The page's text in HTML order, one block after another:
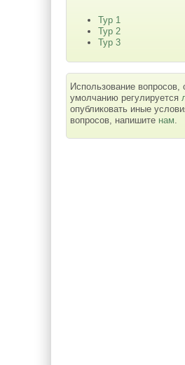
Тур 1
Тур 2
Тур 3
Использование
умолчанию регулируется
опубликовать иные
вопросов, напишите нам.